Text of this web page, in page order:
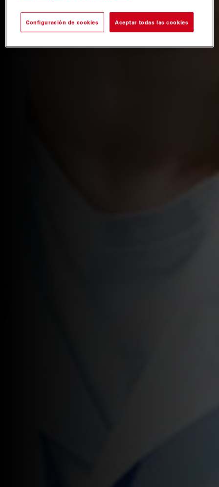
Configuración de cookies Aceptar todas las cookies